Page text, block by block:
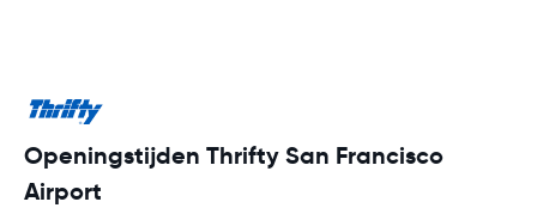
Openingstijden Thrifty San Francisco
Airport